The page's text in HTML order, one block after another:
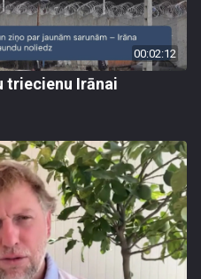
00:02:12
triecienu Irānai